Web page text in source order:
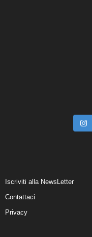
Iscriviti alla NewsLetter
Contattaci
Privacy